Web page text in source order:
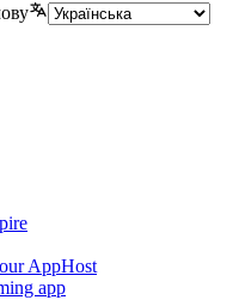
AppHost
app